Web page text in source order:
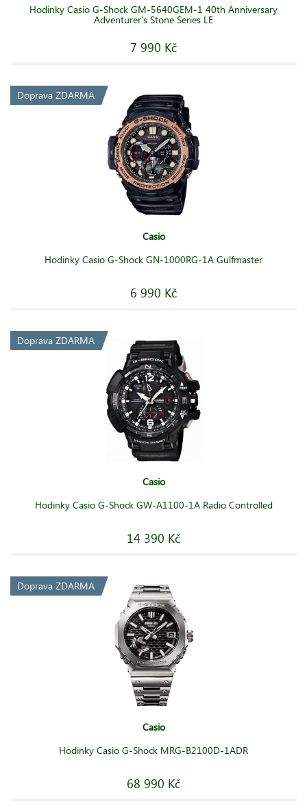
Hodinky Casio G-Shock GM-5640GEM-1 40th Anniversary
Adventurer's Stone Series LE
7 990 Kč
Doprava ZDARMA
Casio
Hodinky Casio G-Shock GN-1000RG-1A Gulfmaster
6 990 Kč
Doprava ZDARMA
Casio
Hodinky Casio G-Shock GW-A1100-1A Radio Controlled
14 390 Kč
Doprava ZDARMA
Casio
Hodinky Casio G-Shock MRG-B2100D-1ADR
68 990 Kč